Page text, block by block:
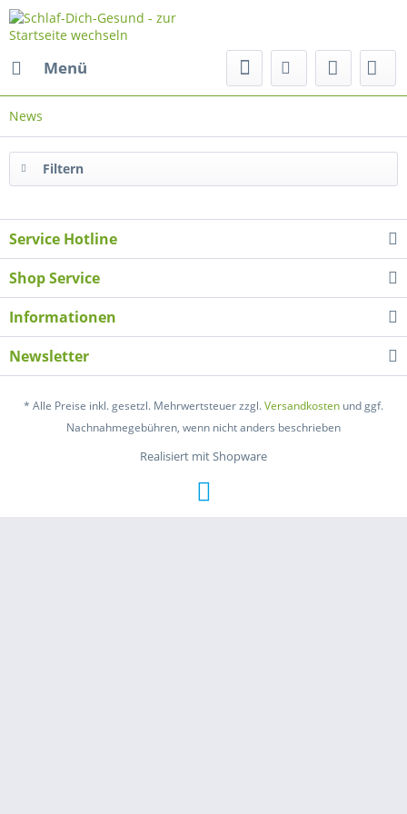
Menü
News
Filtern
Service Hotline
Shop Service
Informationen
Newsletter
* Alle Preise inkl. gesetzl. Mehrwertsteuer zzgl.Versandkosten und ggf.
Nachnahmegebühren, wenn nicht anders beschrieben
Realisiert mit Shopware